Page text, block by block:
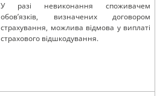
У разі невиконання споживачем
обов’язків, визначених договором
страхування, можлива відмова у виплаті
страхового відшкодування.